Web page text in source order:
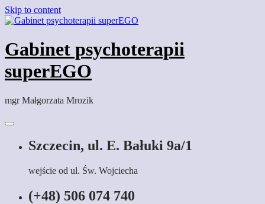
Skip to content
Gabinet psychoterapii
superEGO
mgr Małgorzata Mrozik
Szczecin, ul. E. Bałuki 9a/1
wejście od ul. Św. Wojciecha
(+48) 506 074 740